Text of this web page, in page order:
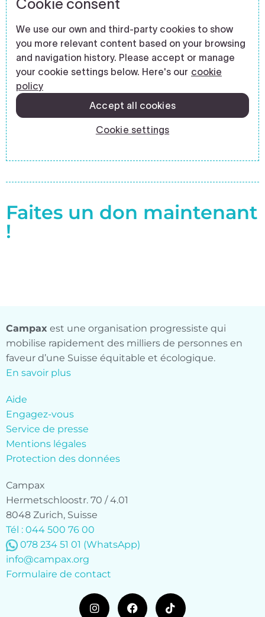
Faites un don maintenant
!
Campax est une organisation progressiste qui
mobilise rapidement des milliers de personnes en
faveur d’une Suisse équitable et écologique.
En savoir plus
Aide
Engagez-vous
Service de presse
Mentions légales
Protection des données
Campax
Hermetschloostr. 70 / 4.01
8048 Zurich, Suisse
Tél : 044 500 76 00
078 234 51 01 (WhatsApp)
info@campax.org
Formulaire de contact